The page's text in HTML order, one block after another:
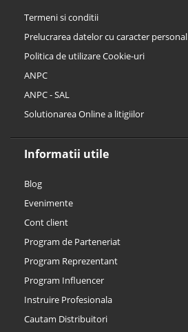
Termeni si conditii
Prelucrarea datelor cu caracter personal
Politica de utilizare Cookie-uri
ANPC
ANPC - SAL
Solutionarea Online a litigiilor
Informatii utile
Blog
Evenimente
Cont client
Program de Parteneriat
Program Reprezentant
Program Influencer
Instruire Profesionala
Cautam Distribuitori